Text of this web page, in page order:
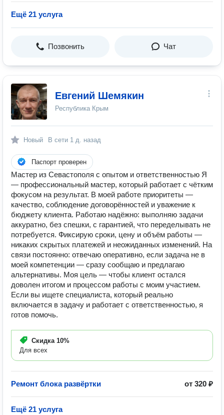
Ещё 21 услуга
Позвонить Чат
Евгений Шемякин
Республика Крым
Новый В сети 1 д. назад
Паспорт проверен
Мастер из Севастополя с опытом и ответственностью Я
— профессиональный мастер, который работает с чётким
фокусом на результат. В моей работе приоритеты —
качество, соблюдение договорённостей и уважение к
бюджету клиента. Работаю надёжно: выполняю задачи
аккуратно, без спешки, с гарантией, что переделывать не
потребуется. Фиксирую сроки, цену и объём работы —
никаких скрытых платежей и неожиданных изменений. На
связи постоянно: отвечаю оперативно, если задача не в
моей компетенции — сразу сообщаю и предлагаю
альтернативы. Моя цель — чтобы клиент остался
доволен итогом и процессом работы с моим участием.
Если вы ищете специалиста, который реально
включается в задачу и работает с ответственностью, я
готов помочь.
Скидка 10%
Для всех
Ремонт блока развёртки от 320 ₽
Ещё 21 услуга